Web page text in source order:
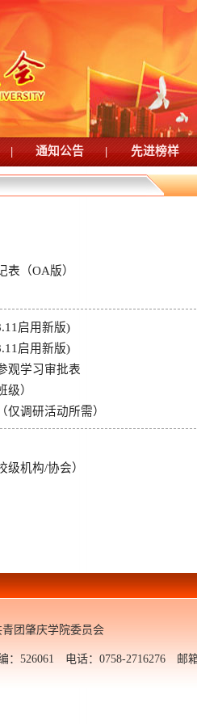
| 通知公告 | 先进榜样
（OA版）
启用新版)
启用新版)
观学习审批表
）
调研活动所需）
机构/协会）
团肇庆学院委员会
526061 电话：0758-2716276 邮箱